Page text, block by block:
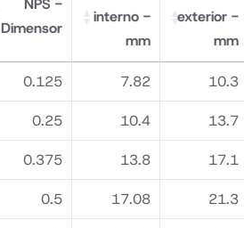
NPS -
Dimensor
interno -
mm
exterior -
mm
0.125 7.82 10.3
0.25 10.4 13.7
0.375 13.8 17.1
0.5 17.08 21.3